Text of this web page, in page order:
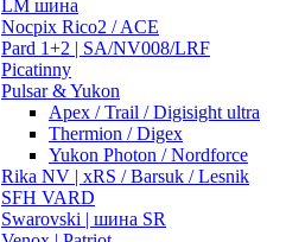
LM шина
Nocpix Rico2 / ACE
Pard 1+2 | SA/NV008/LRF
Picatinny
Pulsar & Yukon
Apex / Trail / Digisight ultra
Thermion / Digex
Yukon Photon / Nordforce
Rika NV | xRS / Barsuk / Lesnik
SFH VARD
Swarovski | шина SR